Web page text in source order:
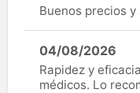
Buenos precios
04/08/2026
Rapidez y
médicos. Lo